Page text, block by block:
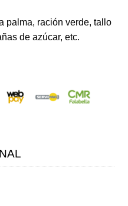
palma, ración verde, tallo
de azúcar, etc.